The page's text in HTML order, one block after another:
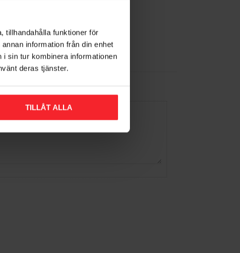
tillhandahålla funktioner för
information från din enhet
sin tur kombinera informationen
deras tjänster.
TILLÅT ALLA
Gem som favorit